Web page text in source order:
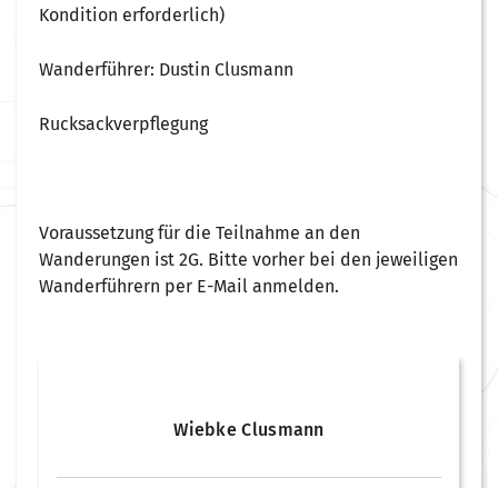
Kondition erforderlich)
Wanderführer: Dustin Clusmann
Rucksackverpflegung
Voraussetzung für die Teilnahme an den
Wanderungen ist 2G. Bitte vorher bei den jeweiligen
Wanderführern per E-Mail anmelden.
Wiebke Clusmann